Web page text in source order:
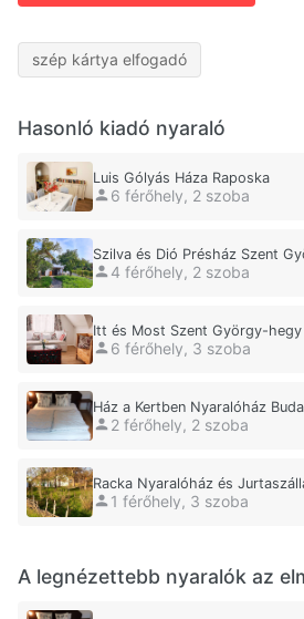
szép kártya elfogadó
Hasonló kiadó nyaraló
Luis Gólyás Háza Raposka
6 férőhely, 2 szoba
Szilva és Dió Présház Szent
4 férőhely, 2 szoba
Itt és Most Szent György-hegy
6 férőhely, 3 szoba
Ház a Kertben Nyaralóház
2 férőhely, 2 szoba
Racka Nyaralóház és
1 férőhely, 3 szoba
A legnézettebb nyaralók az